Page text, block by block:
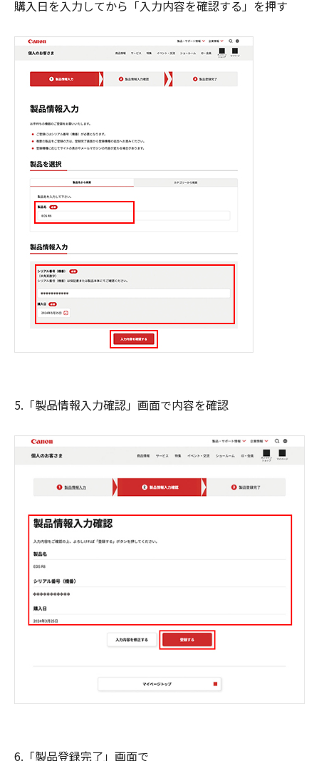
購入日を入力してから「入力内容を確認する」を押す
5.「製品情報入力確認」画面で内容を確認
6.「製品登録完了」画面で